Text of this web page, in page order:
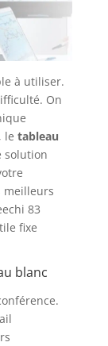
à utiliser.
On
le tableau
solution
meilleurs
83
fixe
blanc